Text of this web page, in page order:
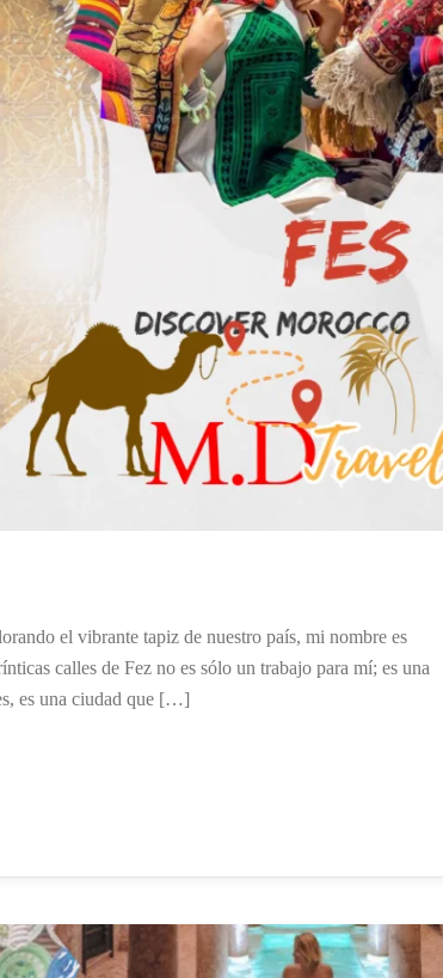
el vibrante tapiz de nuestro país, mi nombre es
calles de Fez no es sólo un trabajo para mí; es una
es una ciudad que […]